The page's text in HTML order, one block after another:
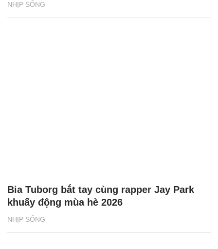
NHỊP SỐNG
NHỊP SỐNG
Bia Tuborg bắt tay cùng rapper Jay Park
khuấy động mùa hè 2026